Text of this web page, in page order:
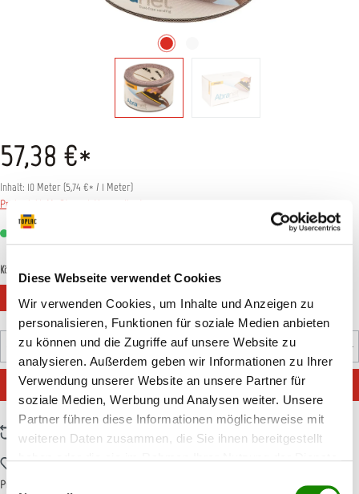
Diese Webseite verwendet Cookies
Wir verwenden Cookies, um Inhalte und Anzeigen zu
personalisieren, Funktionen für soziale Medien anbieten
zu können und die Zugriffe auf unsere Website zu
analysieren. Außerdem geben wir Informationen zu Ihrer
Verwendung unserer Website an unsere Partner für
soziale Medien, Werbung und Analysen weiter. Unsere
Partner führen diese Informationen möglicherweise mit
weiteren Daten zusammen, die Sie ihnen bereitgestellt
Einwilligungsauswahl
57,38 €*
Inhalt: 10 Meter(5,74 €* / 1 Meter)
Preise inkl. MwSt. zzgl. Versandkosten
Sofort verfügbar, Lieferzeit: 1-3 Tage
Körnung
P80 P120 P180 P240 P320
Produkt Anzahl: Gib den gewünschten Wert ein oder
IN DEN WARENKORB
Zum Vergleich hinzufügen
Produktnummer: